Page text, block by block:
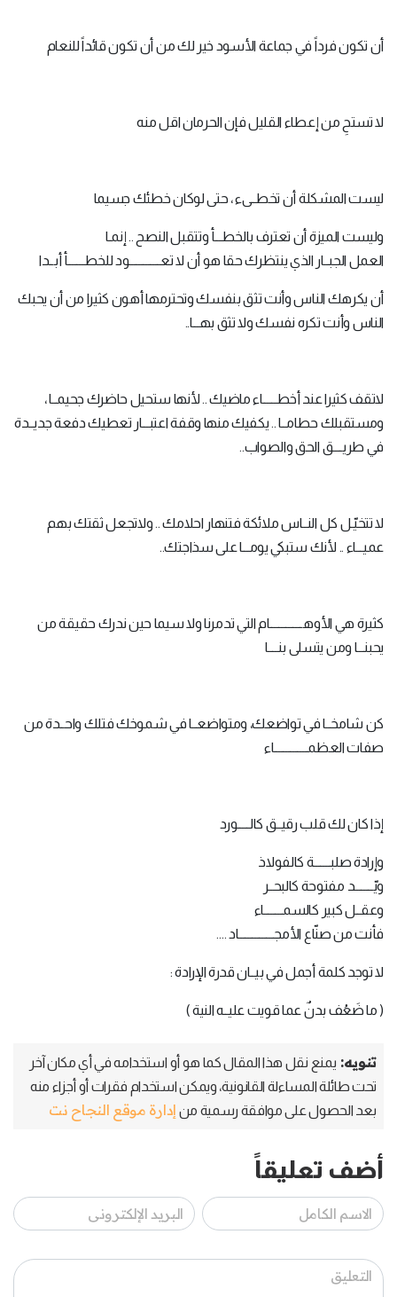
أن تكون فرداً في جماعة الأسود خير لك من أن تكون قائداً للنعام
لا تستحِ من إعطاء القليل فإن الحرمان اقل منه
ليست المشكلة أن تخطــىء ، حتى لوكان خطئك جسيما
وليست الميزة أن تعترف بالخطـــأ وتتقبل النصح .. إنمـا
العمل الجبــار الذي ينتظرك حقا هو أن لا تعـــــــــــــود للخطـــــــأ أبــدا
أن يكرهك الناس وأنت تثق بنفسك وتحترمها أهون كثيرا من أن يحبك
الناس وأنت تكره نفسك ولا تثق بهـــا..
لاتقف كثيرا عند أخطــــــاء ماضيك .. لأنها ستحيل حاضرك جحيمــا ،
ومستقبلك حطامــا .. يكفيك منها وقفة اعتبـــار تعطيك دفعة جديــدة
في طريــــق الحق والصواب..
لا تتخيّـل كل النــاس ملائكة فتنهار احلامك .. ولاتجعل ثقتك بهم
عميـــاء .. لأنك ستبكي يومـــا على سذاجتك..
كثيرة هي الأوهــــــــــــــام التي تدمرنا ولا سيما حين ندرك حقيقة من
يحبنـــا ومن يتسلى بنــــا
كن شامخــا في تواضعك، ومتواضعــا في شموخك فتلك واحــدة من
صفات العظمــــــــــــــاء
إذا كان لك قلب رقيــق كالـــــورد
وإرادة صلبـــــــة كالفولاذ
ويّــــــــد مفتوحة كالبحــر
وعقــل كبير كالسمــــــــاء
فأنت من صنّاع الأمجـــــــــــــــاد ....
لا توجد كلمة أجمل في بيــان قدرة الإرادة :
( ما ضَعُف بدنٌ عما قويت عليــه النية )
تنويه: يمنع نقل هذا المقال كما هو أو استخدامه في أي مكان آخر
تحت طائلة المساءلة القانونية، ويمكن استخدام فقرات أو أجزاء منه
بعد الحصول على موافقة رسمية من إدارة موقع النجاح نت
أضف تعليقاً